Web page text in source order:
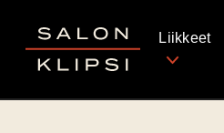
Salon Klipsi
Liikkeet